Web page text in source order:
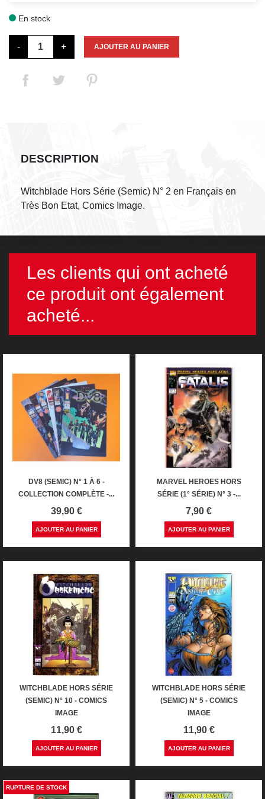
En stock
- + AJOUTER AU PANIER
DESCRIPTION
Witchblade Hors Série (Semic) N° 2 en Français en
Très Bon Etat, Comics Image.
Les clients qui ont acheté
ce produit ont également
acheté...
DV8 (SEMIC) N° 1 À 6 -
COLLECTION COMPLÈTE -...
Prix
39,90 €
AJOUTER AU PANIER
MARVEL HEROES HORS
SÉRIE (1° SÉRIE) N° 3 -...
Prix
7,90 €
AJOUTER AU PANIER
WITCHBLADE HORS SÉRIE
(SEMIC) N° 10 - COMICS
IMAGE
Prix
11,90 €
AJOUTER AU PANIER
WITCHBLADE HORS SÉRIE
(SEMIC) N° 5 - COMICS
IMAGE
Prix
11,90 €
AJOUTER AU PANIER
RUPTURE DE STOCK